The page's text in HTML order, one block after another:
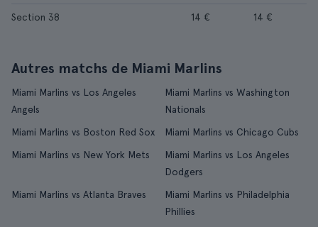
Section 38 14 € 14 €
Autres matchs de Miami Marlins
Miami Marlins vs Los Angeles
Angels
Miami Marlins vs Washington
Nationals
Miami Marlins vs Boston Red Sox
Miami Marlins vs Chicago Cubs
Miami Marlins vs New York Mets
Miami Marlins vs Los Angeles
Dodgers
Miami Marlins vs Atlanta Braves
Miami Marlins vs Philadelphia
Phillies